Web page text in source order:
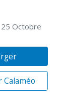
Octobre